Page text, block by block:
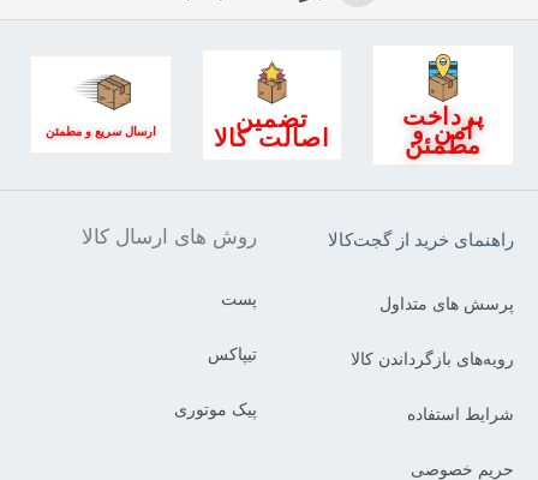
پرداخت
امن و
مطمئن
تضمین
اصالت کالا ارسال سریع و مطمئن
راهنمای خرید از گجت‌کالا
پرسش های متداول
رویه‌های بازگرداندن کالا
شرایط استفاده
حریم خصوصی
روش های ارسال کالا
پست
تیپاکس
پیک موتوری